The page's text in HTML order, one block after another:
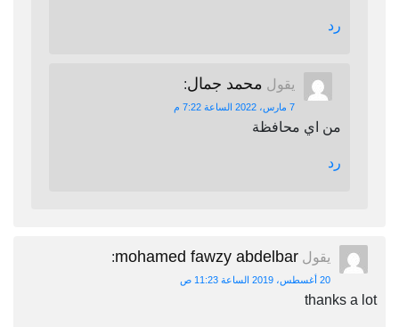
رد
يقول محمد جمال:
7 مارس، 2022 الساعة 7:22 م
من اي محافظة
رد
يقول mohamed fawzy abdelbar
:
20 أغسطس، 2019 الساعة 11:23 ص
thanks a lot